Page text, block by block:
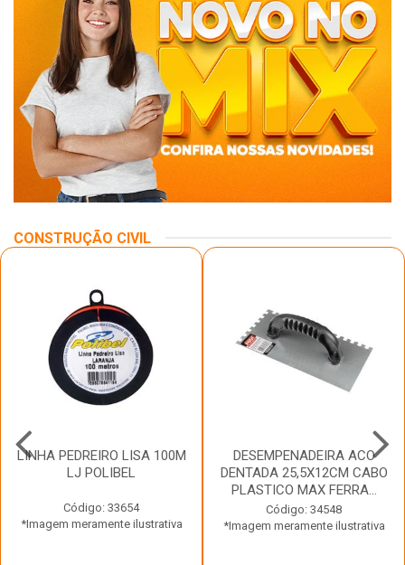
CONSTRUÇÃO CIVIL
LINHA PEDREIRO LISA 100M
LJ POLIBEL
Código: 33654
*Imagem meramente ilustrativa
DESEMPENADEIRA ACO
DENTADA 25,5X12CM CABO
PLASTICO MAX FERRA...
Código: 34548
*Imagem meramente ilustrativa